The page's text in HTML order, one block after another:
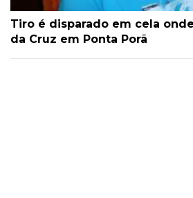
Tiro é disparado em cela
da Cruz em Ponta Porã